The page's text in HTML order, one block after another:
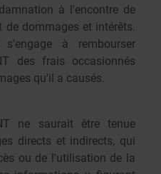
à l'encontre de
de dommages et intérêts.
s'engage à rembourser
des frais occasionnés
qu'il a causés.
ne saurait être tenue
directs et indirects, qui
ou de l'utilisation de la